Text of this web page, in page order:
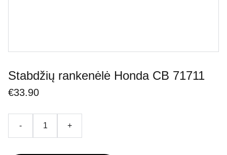
Stabdžių rankenėlė Honda CB 71711
€33.90
- +